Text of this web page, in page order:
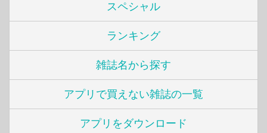
スペシャル
ランキング
雑誌名から探す
アプリで買えない雑誌の一覧
アプリをダウンロード